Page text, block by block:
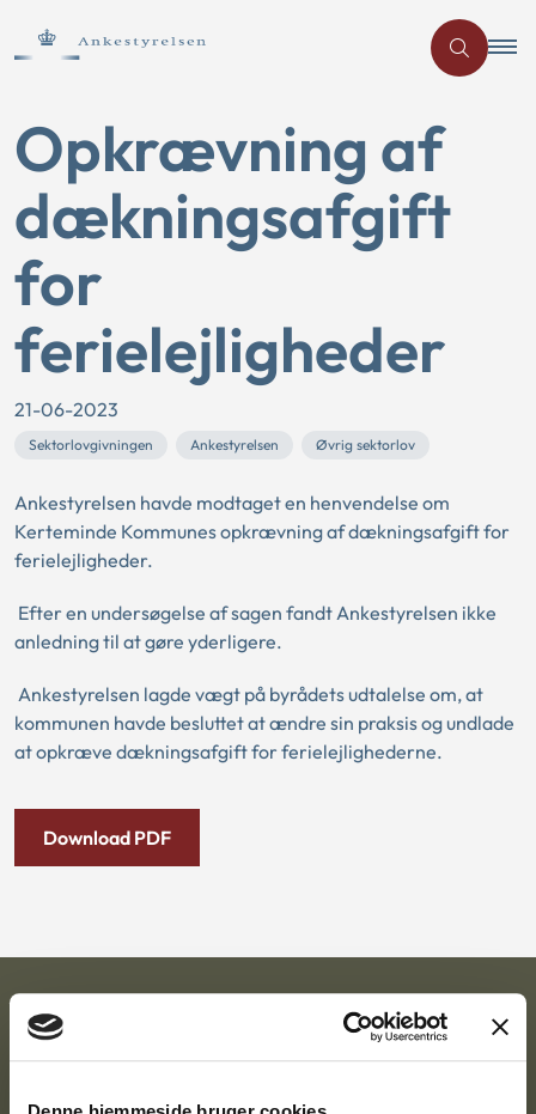
Opkrævning af
dækningsafgift
for
ferielejligheder
21-06-2023
Sektorlovgivningen Ankestyrelsen Øvrig sektorlov
Ankestyrelsen havde modtaget en henvendelse om
Kerteminde Kommunes opkrævning af dækningsafgift for
ferielejligheder.
Efter en undersøgelse af sagen fandt Ankestyrelsen ikke
anledning til at gøre yderligere.
Ankestyrelsen lagde vægt på byrådets udtalelse om, at
kommunen havde besluttet at ændre sin praksis og undlade
at opkræve dækningsafgift for ferielejlighederne.
Download PDF
Ankestyrelsen
Postadresse: